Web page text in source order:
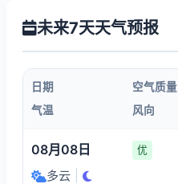
未来7天天气预报
日期 空气质量
气温
风向
08月08日 优
多云